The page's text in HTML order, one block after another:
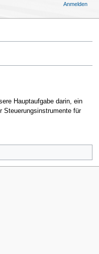
Hauptaufgabe darin, ein
Steuerungsinstrumente für
Anmelden